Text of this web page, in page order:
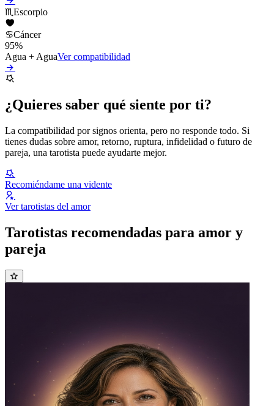
♏Escorpio
♋Cáncer
95%
Agua +AguaVer compatibilidad
¿Quieres saber qué siente por ti?
La compatibilidad por signos orienta, pero no responde todo. Si
tienes dudas sobre amor, retorno, ruptura, infidelidad o futuro de
pareja, una tarotista puede ayudarte mejor.
Recomiéndame una vidente
Ver tarotistas del amor
Tarotistas recomendadas para amor y
pareja